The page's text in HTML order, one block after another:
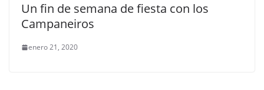
Un fin de semana de fiesta con los
Campaneiros
enero 21, 2020